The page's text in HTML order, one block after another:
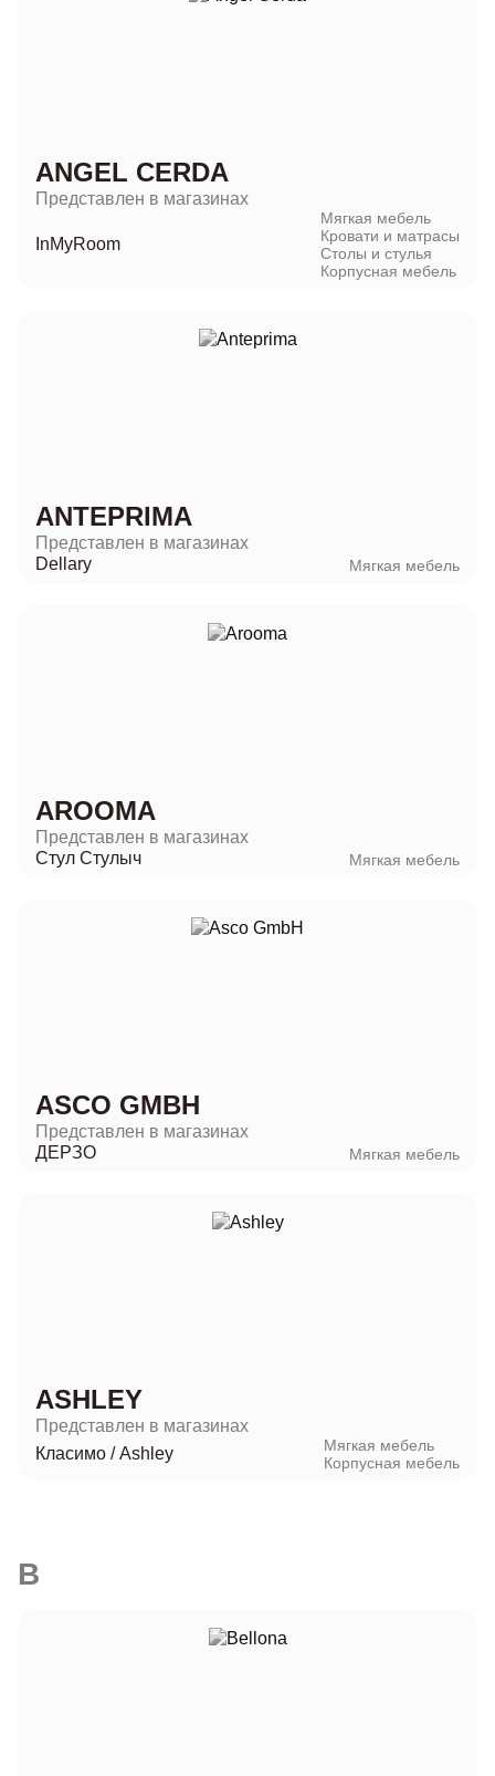
ANGEL CERDA
Представлен в магазинах
InMyRoom
Мягкая мебель
Кровати и матрасы
Столы и стулья
Корпусная мебель
ANTEPRIMA
Представлен в магазинах
Dellary
Мягкая мебель
AROOMA
Представлен в магазинах
Стул Стулыч
Мягкая мебель
ASCO GMBH
Представлен в магазинах
ДЕРЗО
Мягкая мебель
ASHLEY
Представлен в магазинах
Класимо /Ashley
Мягкая мебель
Корпусная мебель
B